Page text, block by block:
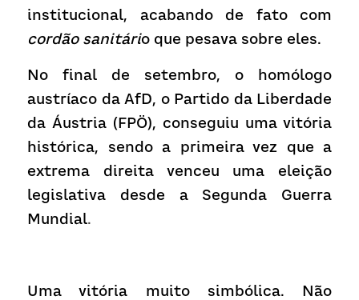
institucional, acabando de fato com
cordão sanitário que pesava sobre eles.
No final de setembro, o homólogo
austríaco da AfD, o Partido da Liberdade
da Áustria (FPÖ), conseguiu uma vitória
histórica, sendo a primeira vez que a
extrema direita venceu uma eleição
legislativa desde a Segunda Guerra
Mundial.
Uma vitória muito simbólica. Não